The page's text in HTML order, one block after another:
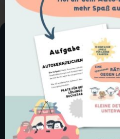
EINEN
Findet mehr Ideen,
direkt in
Zur